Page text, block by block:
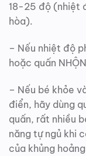
18-25 độ (nhiệt
hòa).
– Nếu nhiệt độ
hoặc quấn
– Nếu bé khỏe
điển, hãy dùng
quấn, rất nhiều
năng tự ngủ khi
của khủng